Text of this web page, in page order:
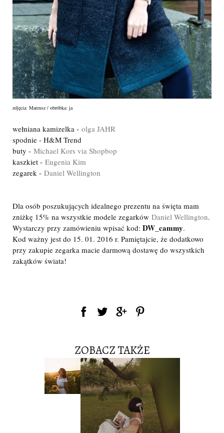
zdjęcia: Mateusz / obróbka: ja
wełniana kamizelka - olga JAHR
spodnie - H&M Trend
buty - Michael Kors via Shopbop
kaszkiet - Eugenia Kim
zegarek - Daniel Wellington
Dla osób poszukujących idealnego prezentu na święta mam
zniżkę 15% na wszystkie modele zegarków Daniel Wellington.
Wystarczy przy zamówieniu wpisać kod: DW_cammy.
Kod ważny jest do 15. 01. 2016 r. Pamiętajcie, że dodatkowo
przy zakupie zegarka macie darmową dostawę do wszystkich
zakątków świata!
ZOBACZ TAKŻE